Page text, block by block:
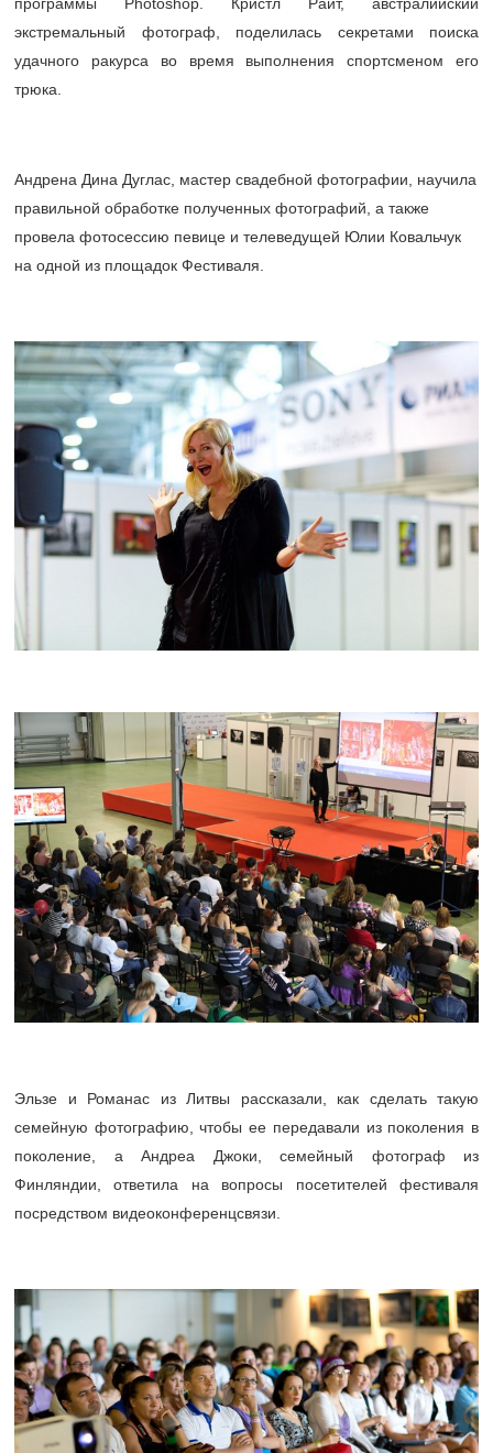
экстремальный фотограф, поделилась секретами поиска
удачного ракурса во время выполнения спортсменом его
трюка.
Андрена Дина Дуглас, мастер свадебной фотографии, научила
правильной обработке полученных фотографий, а также
провела фотосессию певице и телеведущей Юлии Ковальчук
на одной из площадок Фестиваля.
Эльзе и Романас из Литвы рассказали, как сделать такую
семейную фотографию, чтобы ее передавали из поколения в
поколение, а Андреа Джоки, семейный фотограф из
Финляндии, ответила на вопросы посетителей фестиваля
посредством видеоконференцсвязи.